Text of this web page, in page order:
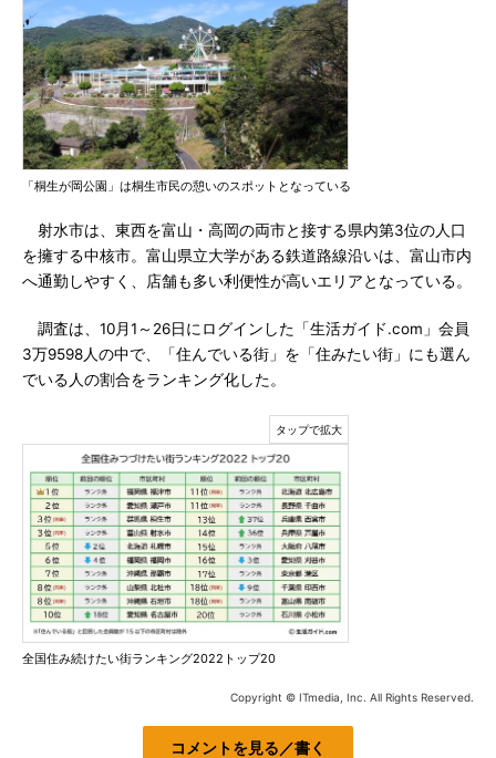
「桐生が岡公園」は桐生市民の憩いのスポットとなっている
射水市は、東西を富山・高岡の両市と接する県内第3位の人口
を擁する中核市。富山県立大学がある鉄道路線沿いは、富山市内
へ通勤しやすく、店舗も多い利便性が高いエリアとなっている。
調査は、10月1～26日にログインした「生活ガイド.com」会員
3万9598人の中で、「住んでいる街」を「住みたい街」にも選ん
でいる人の割合をランキング化した。
全国住み続けたい街ランキング2022トップ20
Copyright © ITmedia, Inc. All Rights Reserved.
コメントを見る／書く